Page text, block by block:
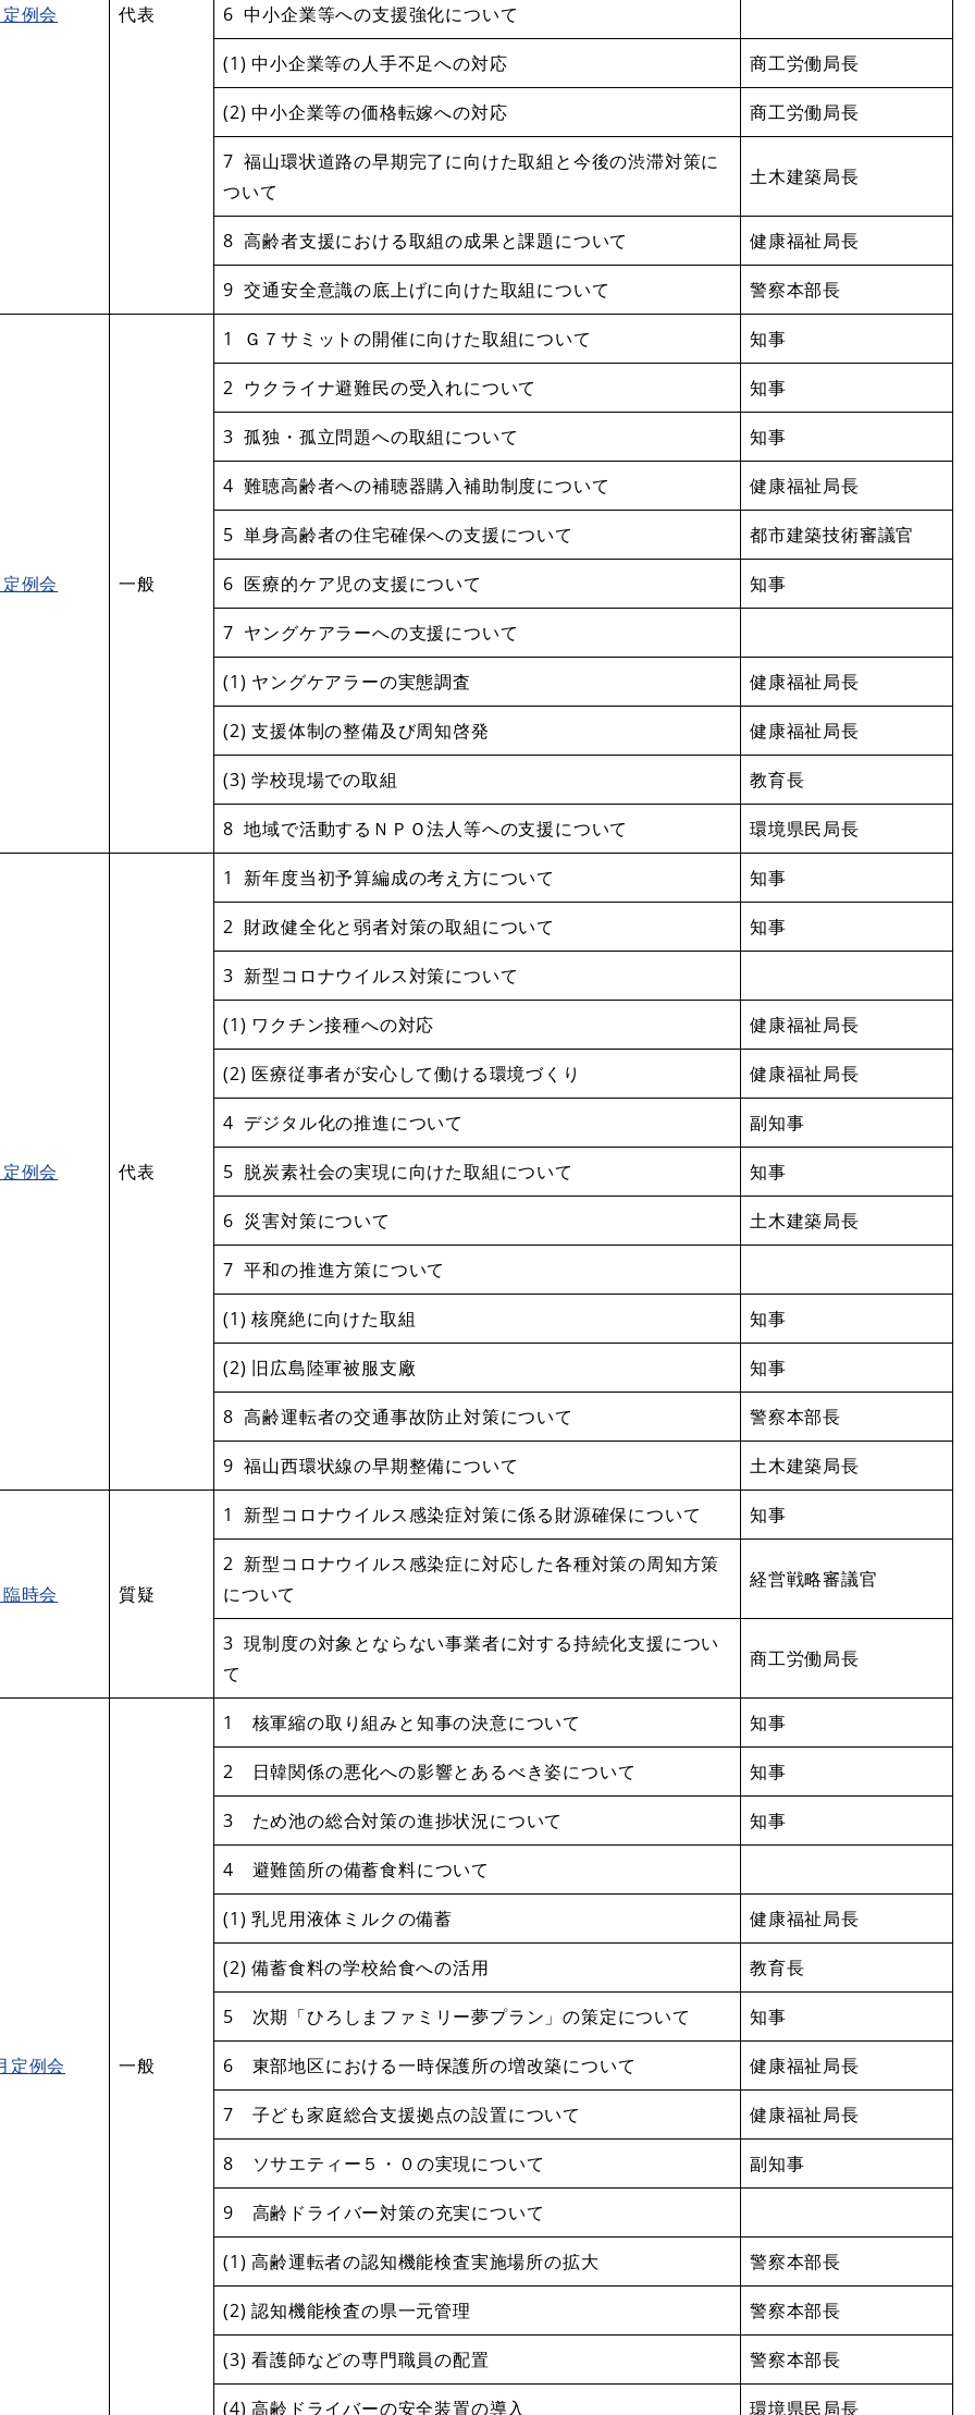
例会 代表 6 中小企業等への支援強化について
(1) 中小企業等の人手不足への対応 商工労働局長
(2) 中小企業等の価格転嫁への対応 商工労働局長
7 福山環状道路の早期完了に向けた取組と今後の渋滞対策に
ついて
土木建築局長
8 高齢者支援における取組の成果と課題について 健康福祉局長
9 交通安全意識の底上げに向けた取組について 警察本部長
例会 一般
1 Ｇ７サミットの開催に向けた取組について 知事
2 ウクライナ避難民の受入れについて 知事
3 孤独・孤立問題への取組について 知事
4 難聴高齢者への補聴器購入補助制度について 健康福祉局長
5 単身高齢者の住宅確保への支援について 都市建築技術審議官
6 医療的ケア児の支援について 知事
7 ヤングケアラーへの支援について
(1) ヤングケアラーの実態調査 健康福祉局長
(2) 支援体制の整備及び周知啓発 健康福祉局長
(3) 学校現場での取組 教育長
8 地域で活動するＮＰＯ法人等への支援について 環境県民局長
例会 代表
1 新年度当初予算編成の考え方について 知事
2 財政健全化と弱者対策の取組について 知事
3 新型コロナウイルス対策について
(1) ワクチン接種への対応 健康福祉局長
(2) 医療従事者が安心して働ける環境づくり 健康福祉局長
4 デジタル化の推進について 副知事
5 脱炭素社会の実現に向けた取組について 知事
6 災害対策について 土木建築局長
7 平和の推進方策について
(1) 核廃絶に向けた取組 知事
(2) 旧広島陸軍被服支廠 知事
8 高齢運転者の交通事故防止対策について 警察本部長
9 福山西環状線の早期整備について 土木建築局長
時会 質疑
1 新型コロナウイルス感染症対策に係る財源確保について 知事
2 新型コロナウイルス感染症に対応した各種対策の周知方策
について
経営戦略審議官
3 現制度の対象とならない事業者に対する持続化支援につい
て
商工労働局長
定例会 一般
1 核軍縮の取り組みと知事の決意について 知事
2 日韓関係の悪化への影響とあるべき姿について 知事
3 ため池の総合対策の進捗状況について 知事
4 避難箇所の備蓄食料について
(1) 乳児用液体ミルクの備蓄 健康福祉局長
(2) 備蓄食料の学校給食への活用 教育長
5 次期「ひろしまファミリー夢プラン」の策定について 知事
6 東部地区における一時保護所の増改築について 健康福祉局長
7 子ども家庭総合支援拠点の設置について 健康福祉局長
8 ソサエティー５・０の実現について 副知事
9 高齢ドライバー対策の充実について
(1) 高齢運転者の認知機能検査実施場所の拡大 警察本部長
(2) 認知機能検査の県一元管理 警察本部長
(3) 看護師などの専門職員の配置 警察本部長
(4) 高齢ドライバーの安全装置の導入 環境県民局長